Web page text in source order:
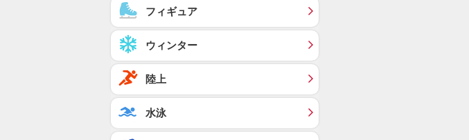
フィギュア
ウィンター
陸上
水泳